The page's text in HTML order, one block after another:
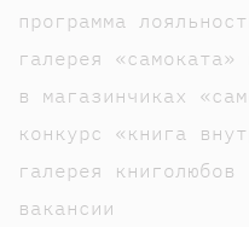
программа
галерея
в магазинчиках
конкурс «книга
галерея книголюбов
вакансии